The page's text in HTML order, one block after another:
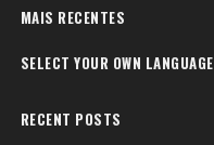
MAIS RECENTES
SELECT YOUR OWN LANGUAGE
RECENT POSTS